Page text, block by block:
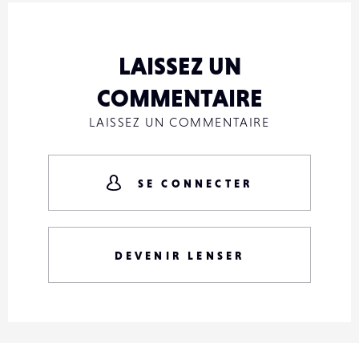
LAISSEZ UN
COMMENTAIRE
LAISSEZ UN COMMENTAIRE
SE CONNECTER
DEVENIR LENSER